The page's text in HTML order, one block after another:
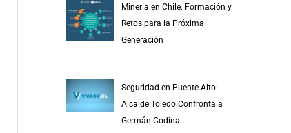
Minería en Chile: Formación y
Retos para la Próxima
Generación
Seguridad en Puente Alto:
Alcalde Toledo Confronta a
Germán Codina